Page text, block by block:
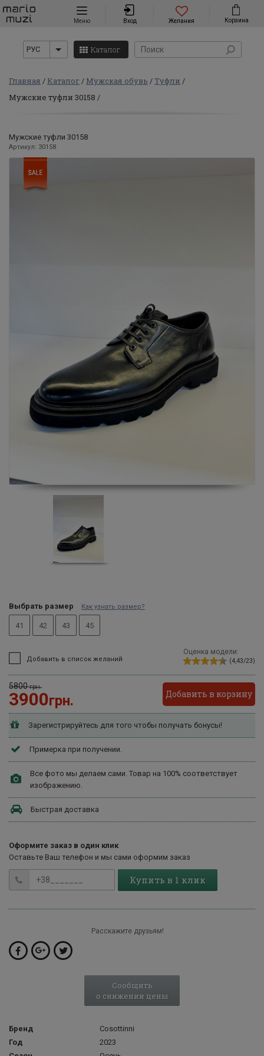
Навигация
Меню Вход Желания Корзина
РУС Каталог
Главная Каталог Мужская обувь
Туфли
Мужские туфли 30158
Мужские туфли 30158
Артикул: 30158
Выбрать размер Как узнать размер?
41 42 43 45
Добавить в список желаний
Оценка модели:
(4,43/23)
5800грн.
3900грн. Добавить в корзину
Зарегистрируйтесь для того чтобы получать бонусы!
Примерка при получении.
Все фото мы делаем сами. Товар на 100% соответствует
изображению.
Быстрая доставка
Оформите заказ в один клик
Оставьте Ваш телефон и мы сами оформим заказ
Купить в 1 клик
Расскажите друзьям!
Сообщить
о снижении цены
Бренд
Cosottinni
Год
2023